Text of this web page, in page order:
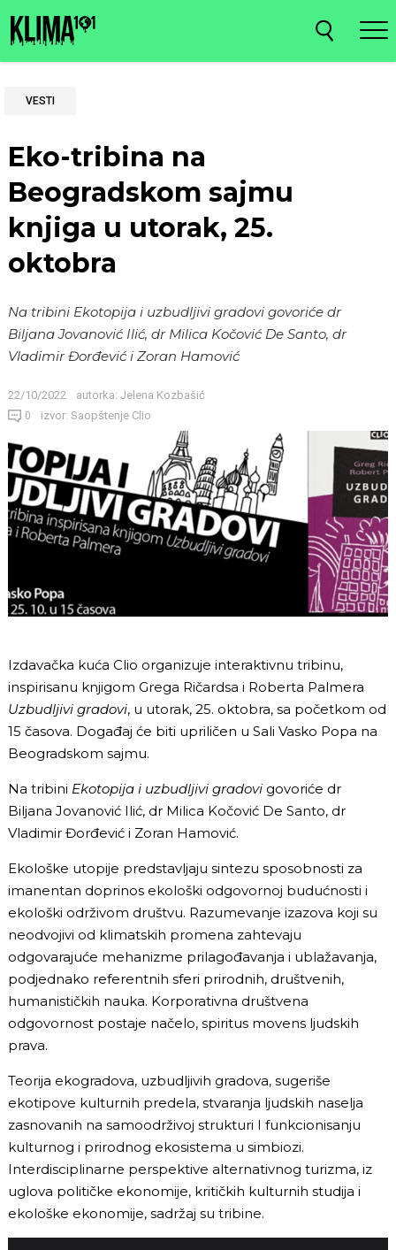
VESTI
Eko-tribina na
Beogradskom sajmu
knjiga u utorak, 25.
oktobra
Na tribini Ekotopija i uzbudljivi gradovi govoriće dr
Biljana Jovanović Ilić, dr Milica Kočović De Santo, dr
Vladimir Đorđević i Zoran Hamović
22/10/2022 autorka: Jelena Kozbašić
0 izvor: Saopštenje Clio
Izdavačka kuća Clio organizuje interaktivnu tribinu,
inspirisanu knjigom Grega Ričardsa i Roberta Palmera
Uzbudljivi gradovi, u utorak, 25. oktobra, sa početkom od
15 časova. Događaj će biti upriličen u Sali Vasko Popa na
Beogradskom sajmu.
Na tribini Ekotopija i uzbudljivi gradovi govoriće dr
Biljana Jovanović Ilić, dr Milica Kočović De Santo, dr
Vladimir Đorđević i Zoran Hamović.
Ekološke utopije predstavljaju sintezu sposobnosti za
imanentan doprinos ekološki odgovornoj budućnosti i
ekološki održivom društvu. Razumevanje izazova koji su
neodvojivi od klimatskih promena zahtevaju
odgovarajuće mehanizme prilagođavanja i ublažavanja,
podjednako referentnih sferi prirodnih, društvenih,
humanističkih nauka. Korporativna društvena
odgovornost postaje načelo, spiritus movens ljudskih
prava.
Teorija ekogradova, uzbudljivih gradova, sugeriše
ekotipove kulturnih predela, stvaranja ljudskih naselja
zasnovanih na samoodrživoj strukturi I funkcionisanju
kulturnog i prirodnog ekosistema u simbiozi.
Interdisciplinarne perspektive alternativnog turizma, iz
uglova političke ekonomije, kritičkih kulturnih studija i
ekološke ekonomije, sadržaj su tribine.